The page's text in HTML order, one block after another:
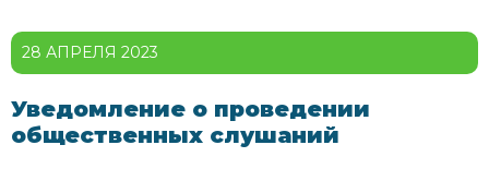
28 АПРЕЛЯ 2023
Уведомление о проведении
общественных слушаний